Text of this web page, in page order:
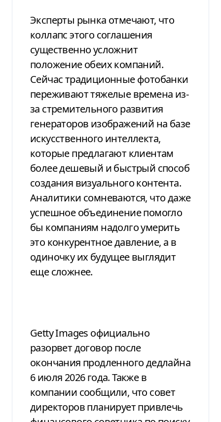
Эксперты рынка отмечают, что
коллапс этого соглашения
существенно усложнит
положение обеих компаний.
Сейчас традиционные фотобанки
переживают тяжелые времена из-
за стремительного развития
генераторов изображений на базе
искусственного интеллекта,
которые предлагают клиентам
более дешевый и быстрый способ
создания визуального контента.
Аналитики сомневаются, что даже
успешное объединение помогло
бы компаниям надолго умерить
это конкурентное давление, а в
одиночку их будущее выглядит
еще сложнее.
Getty Images официально
разорвет договор после
окончания продленного дедлайна
6 июля 2026 года. Также в
компании сообщили, что совет
директоров планирует привлечь